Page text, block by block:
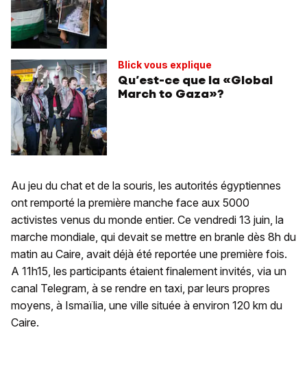
Blick vous explique
Qu’est-ce que la «Global
March to Gaza»?
Au jeu du chat et de la souris, les autorités égyptiennes
ont remporté la première manche face aux 5000
activistes venus du monde entier. Ce vendredi 13 juin, la
marche mondiale, qui devait se mettre en branle dès 8h du
matin au Caire, avait déjà été reportée une première fois.
A 11h15, les participants étaient finalement invités, via un
canal Telegram, à se rendre en taxi, par leurs propres
moyens, à Ismaïlia, une ville située à environ 120 km du
Caire.